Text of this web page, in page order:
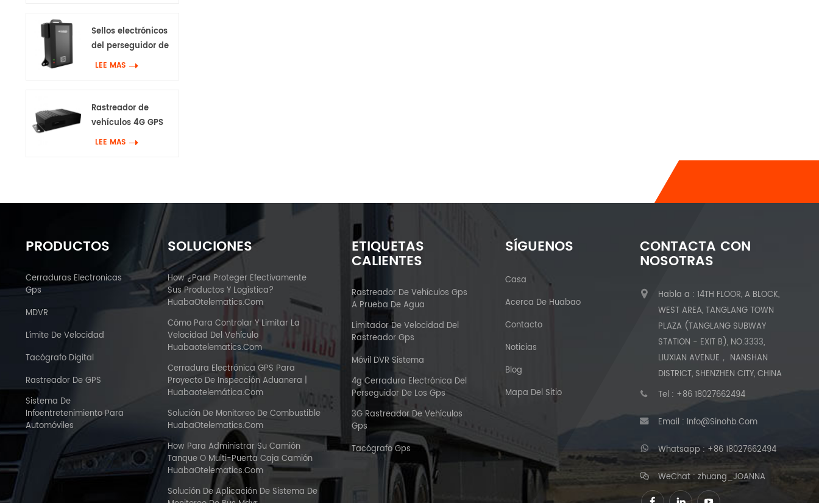
Sellos electrónicos
del perseguidor de
GPS 4G
LEE MAS
Rastreador de
vehículos 4G GPS
con Canbus & Wifi
LEE MAS
PRODUCTOS
Cerraduras Electronicas
Gps
MDVR
Límite De Velocidad
Tacógrafo Digital
Rastreador De GPS
Sistema De
Infoentretenimiento Para
Automóviles
SOLUCIONES
How ¿Para Proteger Efectivamente
Sus Productos Y Logística?
HuabaOtelematics.com
Cómo Para Controlar Y Limitar La
Velocidad Del Vehículo
Huabaotelematics.com
Cerradura Electrónica GPS Para
Proyecto De Inspección Aduanera |
Huabaotelemática.com
Solución De Monitoreo De Combustible
HuabaOtelematics.com
How Para Administrar Su Camión
Tanque O Multi-Puerta Caja Camión
HuabaOtelematics.com
Solución De Aplicación De Sistema De
ETIQUETAS
CALIENTES
Rastreador De Vehículos Gps
A Prueba De Agua
Limitador De Velocidad Del
Rastreador Gps
Móvil DVR Sistema
4g Cerradura Electrónica Del
Perseguidor De Los Gps
3G Rastreador De Vehículos
Gps
Tacógrafo Gps
SÍGUENOS
Casa
Acerca De Huabao
Contacto
Noticias
Blog
Mapa Del Sitio
CONTACTA CON
NOSOTRAS
Habla a : 14TH FLOOR, A BLOCK,
WEST AREA, TANGLANG TOWN
PLAZA (TANGLANG SUBWAY
STATION - EXIT B), NO.3333,
LIUXIAN AVENUE， NANSHAN
DISTRICT, SHENZHEN CITY, CHINA
Tel : +86 18027662494
Email : Info@sinohb.com
Whatsapp : +86 18027662494
WeChat : zhuang_JOANNA